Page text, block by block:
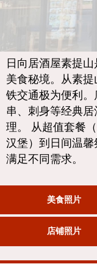
涮涮锅/寿喜烧
日式咖喱
日式烤鸡肉串
荞麦面/乌冬面
日本糖果
天妇罗
主厨推荐
高级日式餐厅
刺身/海鲜
日式西餐
烤鳗鱼
日本饭团
完全相同的
彭蓬
阿索克
阿里
风车
沙吞
论坚果
拉玛九世
拉差达
帕卡侬
奔集
KOL推荐的文章
日向居酒屋素提
美食秘境。从素
铁交通极为便利
串、刺身等经典
理。 从超值套餐
汉堡）到日间温
满足不同需求。
美食照片
店铺照片